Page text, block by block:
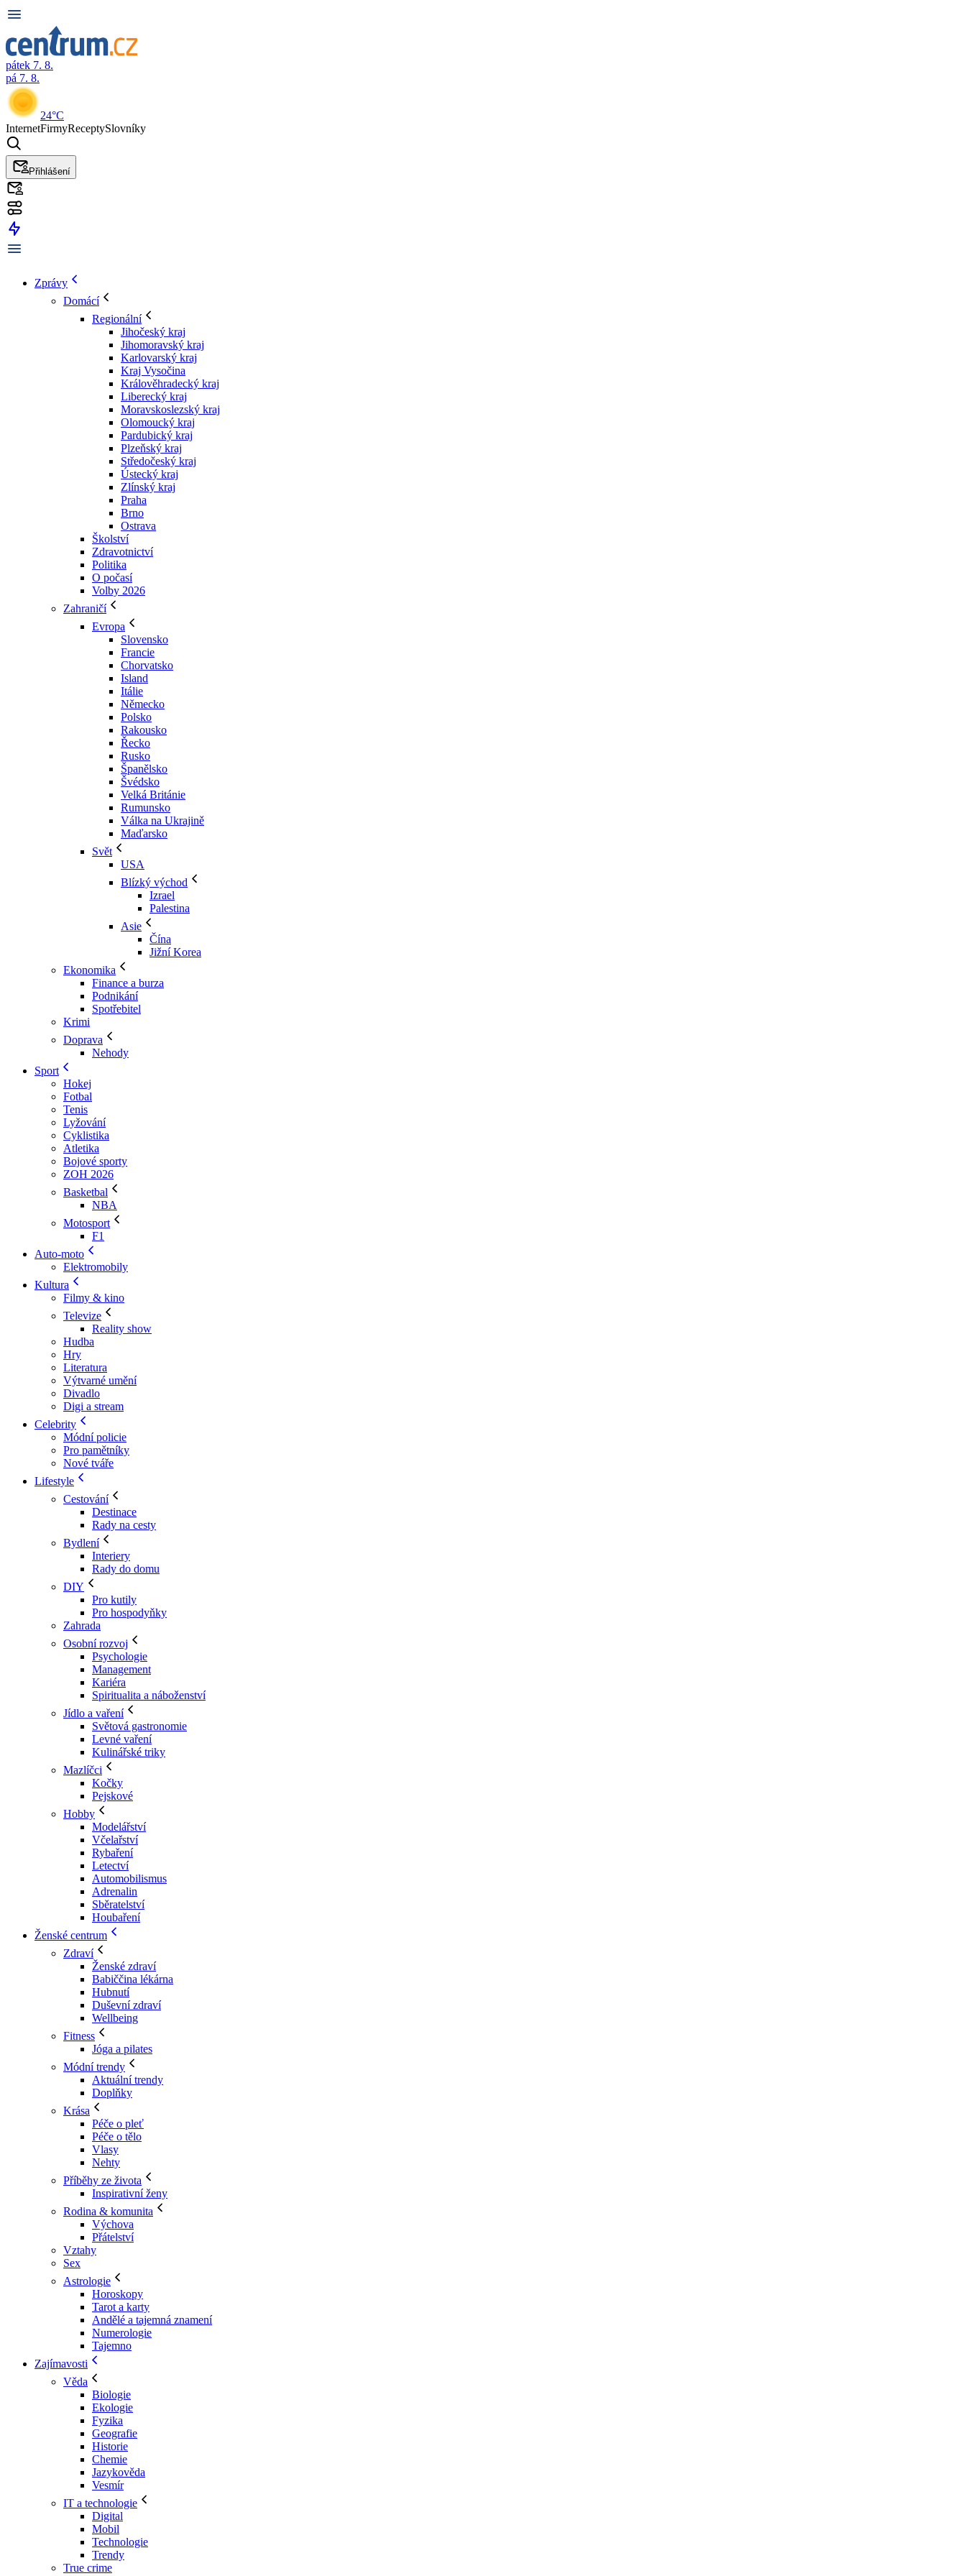
pátek 7. 8.
pá 7. 8.
24°C
InternetFirmyReceptySlovníky
Přihlášení
Zprávy
Domácí
Regionální
Jihočeský kraj
Jihomoravský kraj
Karlovarský kraj
Kraj Vysočina
Králověhradecký kraj
Liberecký kraj
Moravskoslezský kraj
Olomoucký kraj
Pardubický kraj
Plzeňský kraj
Středočeský kraj
Ústecký kraj
Zlínský kraj
Praha
Brno
Ostrava
Školství
Zdravotnictví
Politika
O počasí
Volby 2026
Zahraničí
Evropa
Slovensko
Francie
Chorvatsko
Island
Itálie
Německo
Polsko
Rakousko
Řecko
Rusko
Španělsko
Švédsko
Velká Británie
Rumunsko
Válka na Ukrajině
Maďarsko
Svět
USA
Blízký východ
Izrael
Palestina
Asie
Čína
Jižní Korea
Ekonomika
Finance a burza
Podnikání
Spotřebitel
Krimi
Doprava
Nehody
Sport
Hokej
Fotbal
Tenis
Lyžování
Cyklistika
Atletika
Bojové sporty
ZOH 2026
Basketbal
NBA
Motosport
F1
Auto-moto
Elektromobily
Kultura
Filmy & kino
Televize
Reality show
Hudba
Hry
Literatura
Výtvarné umění
Divadlo
Digi a stream
Celebrity
Módní policie
Pro pamětníky
Nové tváře
Lifestyle
Cestování
Destinace
Rady na cesty
Bydlení
Interiery
Rady do domu
DIY
Pro kutily
Pro hospodyňky
Zahrada
Osobní rozvoj
Psychologie
Management
Kariéra
Spiritualita a náboženství
Jídlo a vaření
Světová gastronomie
Levné vaření
Kulinářské triky
Mazlíčci
Kočky
Pejskové
Hobby
Modelářství
Včelařství
Rybaření
Letectví
Automobilismus
Adrenalin
Sběratelství
Houbaření
Ženské centrum
Zdraví
Ženské zdraví
Babiččina lékárna
Hubnutí
Duševní zdraví
Wellbeing
Fitness
Jóga a pilates
Módní trendy
Aktuální trendy
Doplňky
Krása
Péče o pleť
Péče o tělo
Vlasy
Nehty
Příběhy ze života
Inspirativní ženy
Rodina & komunita
Výchova
Přátelství
Vztahy
Sex
Astrologie
Horoskopy
Tarot a karty
Andělé a tajemná znamení
Numerologie
Tajemno
Zajímavosti
Věda
Biologie
Ekologie
Fyzika
Geografie
Historie
Chemie
Jazykověda
Vesmír
IT a technologie
Digital
Mobil
Technologie
Trendy
True crime